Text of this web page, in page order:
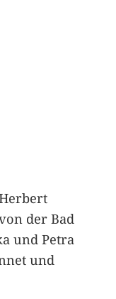
der Bad
und Petra
und